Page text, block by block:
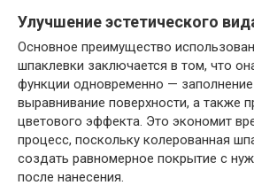
Улучшение эстетического
Основное преимущество
шпаклевки заключается в том, что
функции одновременно — заполнение
выравнивание поверхности, а также
цветового эффекта. Это экономит
процесс, поскольку колерованная
создать равномерное покрытие с
после нанесения.